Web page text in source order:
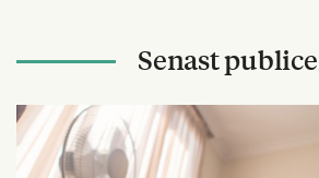
Senast